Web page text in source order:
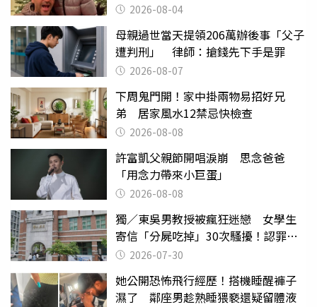
2026-08-04
母親過世當天提領206萬辦後事「父子
遭判刑」 律師：搶錢先下手是罪
2026-08-07
下周鬼門開！家中掛兩物易招好兄
弟 居家風水12禁忌快檢查
2026-08-08
許富凱父親節開唱淚崩 思念爸爸
「用念力帶來小巨蛋」
2026-08-08
獨／東吳男教授被瘋狂迷戀 女學生
寄信「分屍吃掉」30次騷擾！認罪免
關 2026-07-30
她公開恐怖飛行經歷！搭機睡醒褲子
濕了 鄰座男趁熟睡猥褻還疑留體液